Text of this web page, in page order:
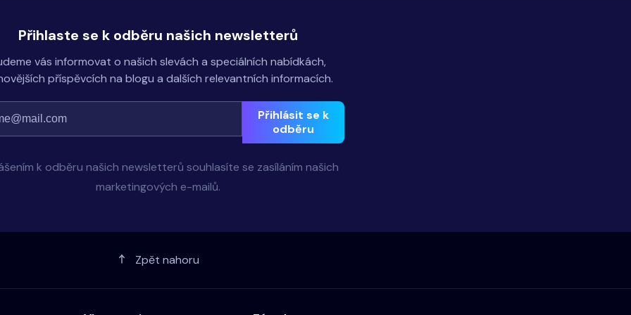
Přihlaste se k odběru našich newsletterů
vás informovat o našich slevách a speciálních nabídkách,
příspěvcích na blogu a dalších relevantních informacích.
Přihlásit se k
odběru
k odběru našich newsletterů souhlasíte se zasíláním našich
marketingových e-mailů.
Zpět nahoru